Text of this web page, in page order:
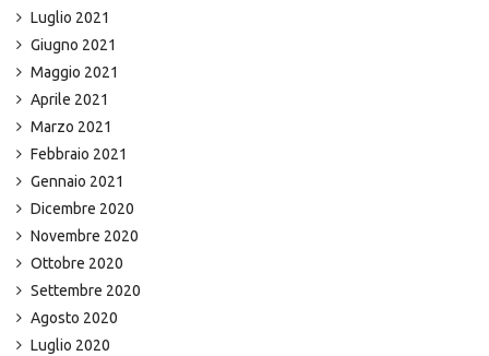
Luglio 2021
Giugno 2021
Maggio 2021
Aprile 2021
Marzo 2021
Febbraio 2021
Gennaio 2021
Dicembre 2020
Novembre 2020
Ottobre 2020
Settembre 2020
Agosto 2020
Luglio 2020